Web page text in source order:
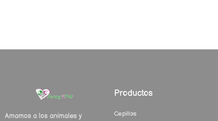
Amamos a los animales y
Productos
Cepillos